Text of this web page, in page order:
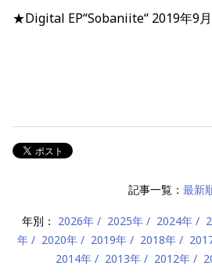
★Digital EP“Sobaniite“ 2019年9
記事一覧： 最新
年別： 2026年 2025年 2024年
年
2020年 2019年 2018年
2014年
2013年 2012年